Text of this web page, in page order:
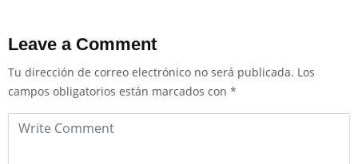
Leave a Comment
Tu dirección de correo electrónico no será publicada. Los
campos obligatorios están marcados con *